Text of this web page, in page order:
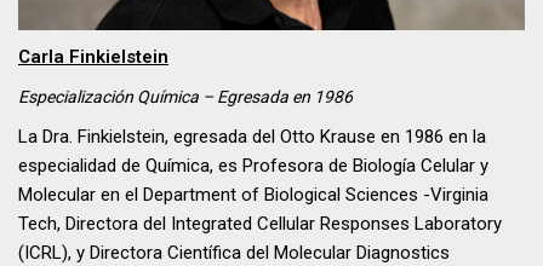
Carla Finkielstein
Especialización Química – Egresada en 1986
La Dra. Finkielstein, egresada del Otto Krause en 1986 en la
especialidad de Química, es Profesora de Biología Celular y
Molecular en el Department of Biological Sciences -Virginia
Tech, Directora del Integrated Cellular Responses Laboratory
(ICRL), y Directora Científica del Molecular Diagnostics